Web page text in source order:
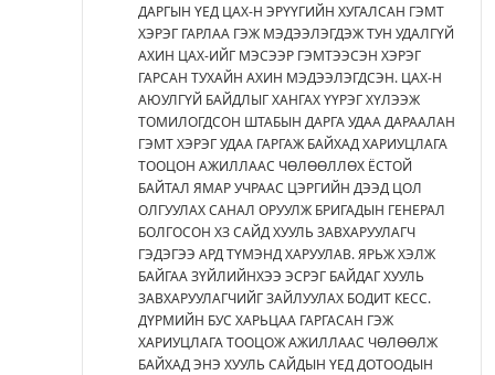
ДАРГЫН ҮЕД ЦАХ-Н ЭРҮҮГИЙН ХУГАЛСАН ГЭМТ
ХЭРЭГ ГАРЛАА ГЭЖ МЭДЭЭЛЭГДЭЖ ТУН УДАЛГҮЙ
АХИН ЦАХ-ИЙГ МЭСЭЭР ГЭМТЭЭСЭН ХЭРЭГ
ГАРСАН ТУХАЙН АХИН МЭДЭЭЛЭГДСЭН. ЦАХ-Н
АЮУЛГҮЙ БАЙДЛЫГ ХАНГАХ ҮҮРЭГ ХҮЛЭЭЖ
ТОМИЛОГДСОН ШТАБЫН ДАРГА УДАА ДАРААЛАН
ГЭМТ ХЭРЭГ УДАА ГАРГАЖ БАЙХАД ХАРИУЦЛАГА
ТООЦОН АЖИЛЛААС ЧӨЛӨӨЛЛӨХ ЁСТОЙ
БАЙТАЛ ЯМАР УЧРААС ЦЭРГИЙН ДЭЭД ЦОЛ
ОЛГУУЛАХ САНАЛ ОРУУЛЖ БРИГАДЫН ГЕНЕРАЛ
БОЛГОСОН ХЗ САЙД ХУУЛЬ ЗАВХАРУУЛАГЧ
ГЭДЭГЭЭ АРД ТҮМЭНД ХАРУУЛАВ. ЯРЬЖ ХЭЛЖ
БАЙГАА ЗҮЙЛИЙНХЭЭ ЭСРЭГ БАЙДАГ ХУУЛЬ
ЗАВХАРУУЛАГЧИЙГ ЗАЙЛУУЛАХ БОДИТ КЕСС.
ДҮРМИЙН БУС ХАРЬЦАА ГАРГАСАН ГЭЖ
ХАРИУЦЛАГА ТООЦОЖ АЖИЛЛААС ЧӨЛӨӨЛЖ
БАЙХАД ЭНЭ ХУУЛЬ САЙДЫН ҮЕД ДОТООДЫН